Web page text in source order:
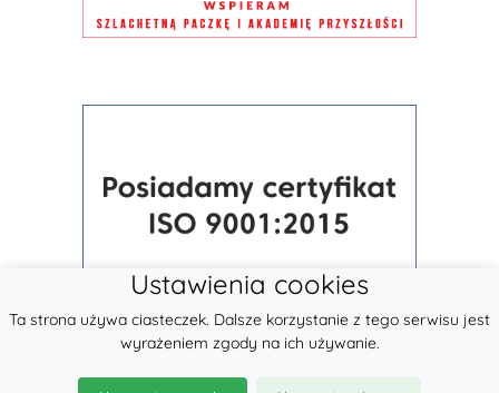
Ustawienia cookies
Ta strona używa ciasteczek. Dalsze korzystanie z tego serwisu jest
wyrażeniem zgody na ich używanie.